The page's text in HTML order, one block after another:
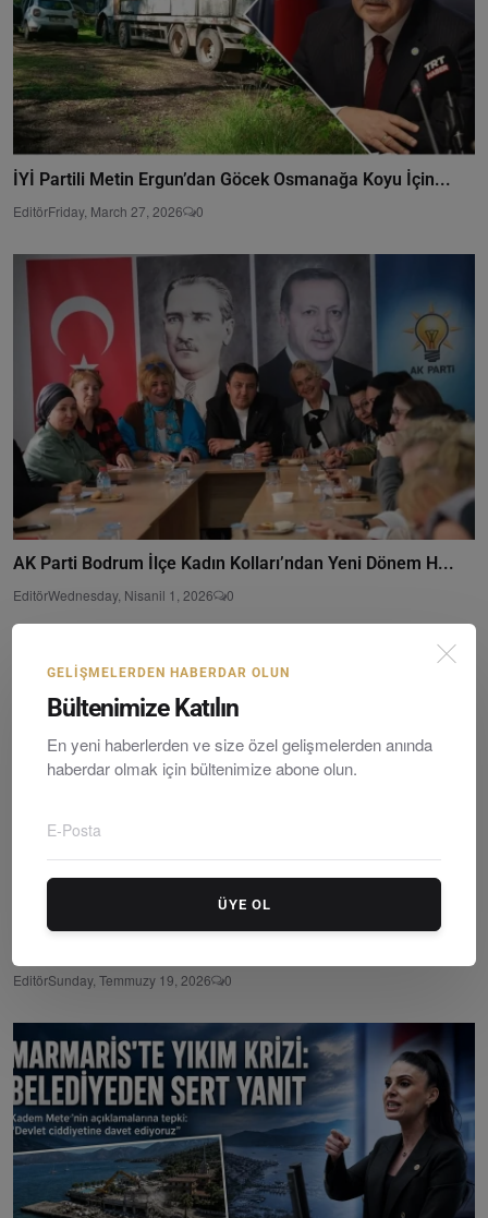
İYİ Partili Metin Ergun’dan Göcek Osmanağa Koyu İçin...
EditörFriday, March 27, 2026 0
AK Parti Bodrum İlçe Kadın Kolları’ndan Yeni Dönem H...
EditörWednesday, Nisanil 1, 2026 0
EditörSunday, Temmuzy 19, 2026 0
GELIŞMELERDEN HABERDAR OLUN
Bültenimize Katılın
En yeni haberlerden ve size özel gelişmelerden anında
haberdar olmak için bültenimize abone olun.
ÜYE OL